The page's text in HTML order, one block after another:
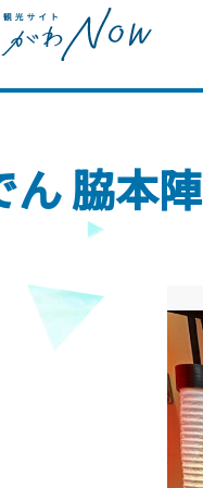
ん 脇本陣